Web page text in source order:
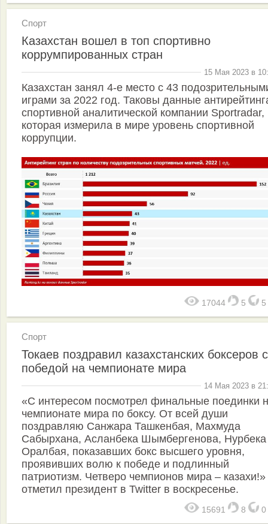
Спорт
Казахстан вошел в топ спортивно
коррумпированных стран
15 Мая 2023 в
Казахстан занял 4-е место с 43
играми за 2022 год. Таковы данные
спортивной аналитической компании Sportradar,
которая измерила в мире уровень спортивной
коррупции.
17044 5 5
Спорт
Токаев поздравил казахстанских боксеров с
победой на чемпионате мира
14 Мая 2023 в
«С интересом посмотрел финальные поединки
чемпионате мира по боксу. От всей души
поздравляю Санжара Ташкенбая, Махмуда
Сабырхана, Асланбека Шымбергенова, Нурбека
Оралбая, показавших бокс высшего уровня,
проявивших волю к победе и подлинный
патриотизм. Четверо чемпионов мира – казахи!»
отметил президент в Twitter в воскресенье.
15691 8 0